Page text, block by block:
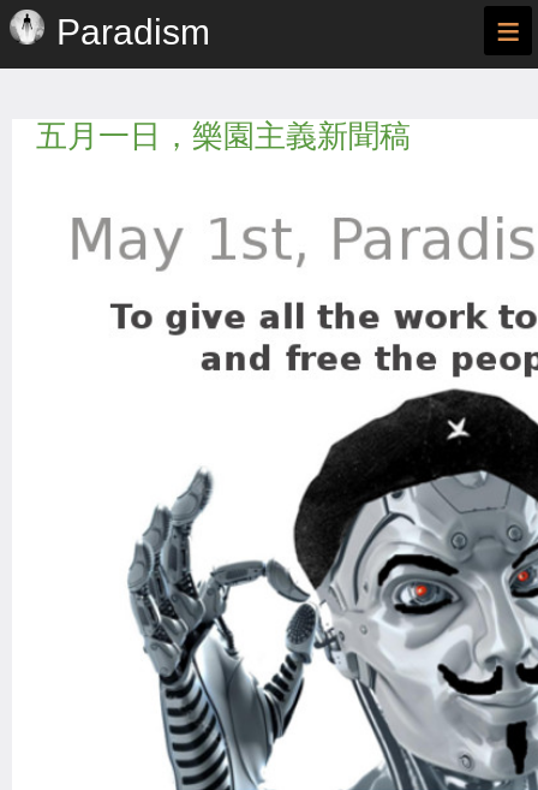
Paradism ≡
五月一日，樂園主義新聞稿